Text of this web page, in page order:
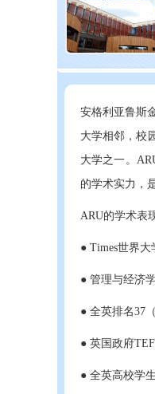
安格利亚鲁斯
大学相邻，校
大学之一。
的学术实力，
ARU的学术表
● Times世界大
● 管理与经济
● 全英排名37
● 英国政府
● 全英高校学